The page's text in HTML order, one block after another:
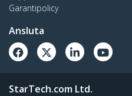
Garantipolicy
Ansluta
StarTech.com Ltd.